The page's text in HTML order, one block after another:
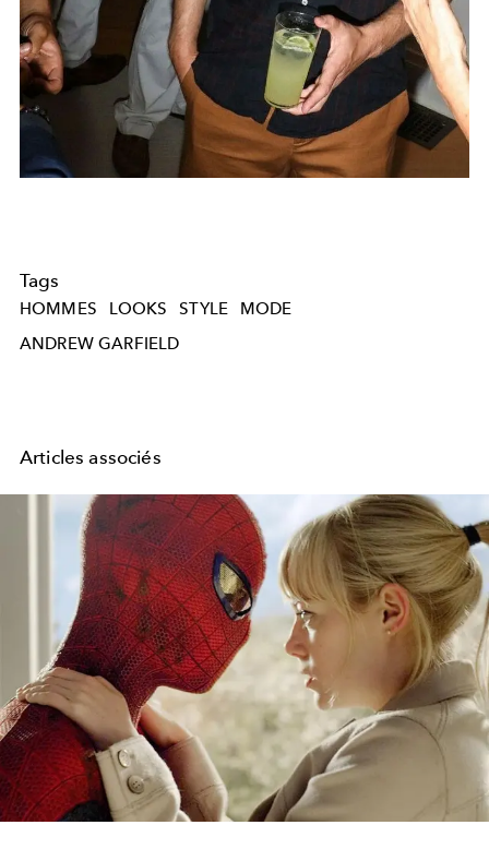
Tags
HOMMES LOOKS STYLE
MODE
ANDREW GARFIELD
Articles associés